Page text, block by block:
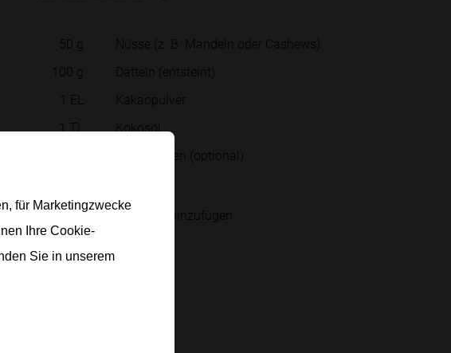
50 g
Nüsse (z. B. Mandeln oder Cashews)
100 g
Datteln (entsteint)
1 EL
Kakaopulver
1 TL
Kokosöl
Haferflocken (optional)
Zur Einkaufsliste hinzufügen
für Marketingzwecke
Ihre Cookie-
Sie in unserem